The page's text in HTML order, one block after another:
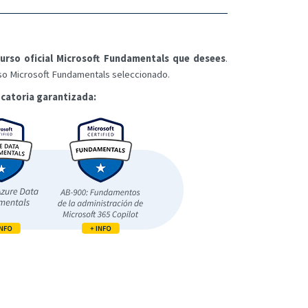
oficial Microsoft Fundamentals que desees.
Microsoft Fundamentals seleccionado.
garantizada: